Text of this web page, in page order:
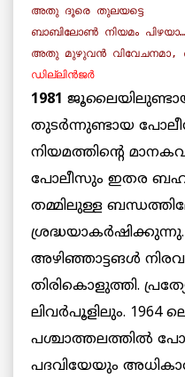
അതു ദൂരെ തുലയട്ടെ
ബാബിലോണ്‍ നിയമം പിഴയാ…
അതു മുഴുവന്‍ വിവേചനമാ,
ഡില്ലിന്‍ജര്‍
1981
തുടര്‍ന്നുണ്ടായ
നിയമത്തിന്റെ
പോലീസും ഇതര
തമ്മിലുള്ള
അഴിഞ്ഞാട്ടങള്‍
തിരികൊളുത്തി.
ലിവര്‍പൂളിലും. 1964
പശ്ചാത്തലത്തില്‍
പദവിയേയും